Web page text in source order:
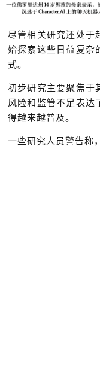
尽管相关研究还处于
始探索这些日益复杂
式。
初步研究主要聚焦于
风险和监管不足表达
得越来越普及。
一些研究人员警告称